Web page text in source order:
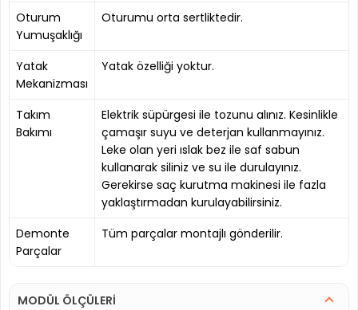
Oturum
Yumuşaklığı
Oturumu orta sertliktedir.
Yatak
Mekanizması
Yatak özelliği yoktur.
Takım
Bakımı
Elektrik süpürgesi ile tozunu alınız. Kesinlikle
çamaşır suyu ve deterjan kullanmayınız.
Leke olan yeri ıslak bez ile saf sabun
kullanarak siliniz ve su ile durulayınız.
Gerekirse saç kurutma makinesi ile fazla
yaklaştırmadan kurulayabilirsiniz.
Demonte
Parçalar
Tüm parçalar montajlı gönderilir.
MODÜL ÖLÇÜLERİ